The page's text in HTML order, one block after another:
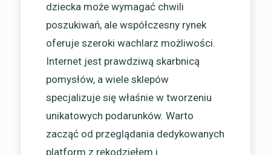
dziecka może wymagać chwili
poszukiwań, ale współczesny rynek
oferuje szeroki wachlarz możliwości.
Internet jest prawdziwą skarbnicą
pomysłów, a wiele sklepów
specjalizuje się właśnie w tworzeniu
unikatowych podarunków. Warto
zacząć od przeglądania dedykowanych
platform z rękodziełem i